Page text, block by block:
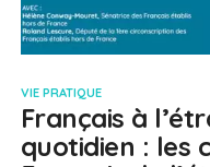
VIE PRATIQUE
Français à
quotidien : les